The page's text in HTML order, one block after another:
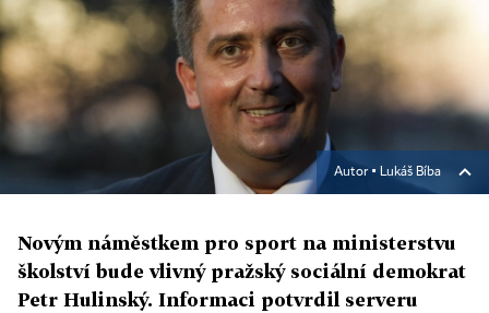
Autor ▪ Lukáš Bíba
Novým náměstkem pro sport na ministerstvu
školství bude vlivný pražský sociální demokrat
Petr Hulinský. Informaci potvrdil serveru